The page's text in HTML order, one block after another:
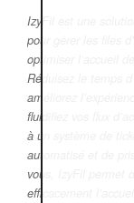
IzyFil est une
pour gérer les files
optimiser l’accueil
Réduisez le temps
améliorez
fluidifiez vos flux
à un système de
automatisé et de
vous, IzyFil permet
efficacement